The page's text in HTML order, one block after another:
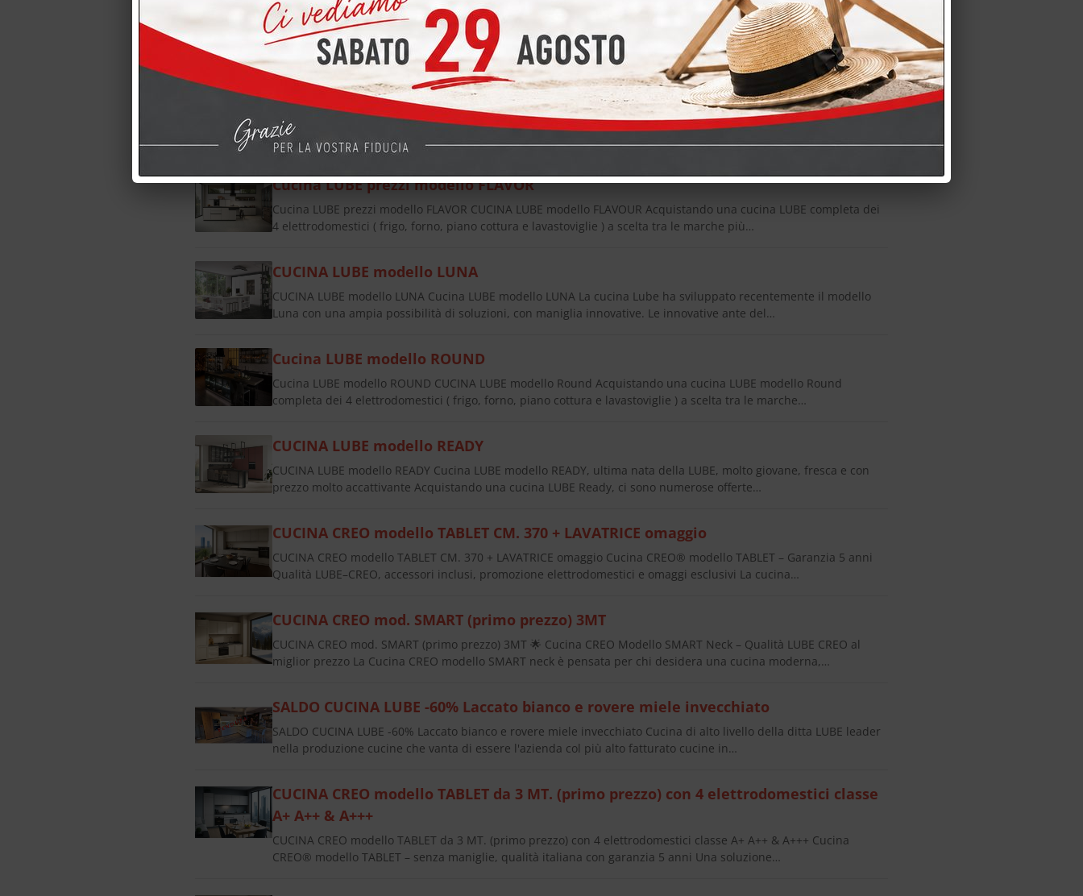
LIVING CREO TABLET CM. 270 COORDINATO CUCINE CREO
LIVING CREO TABLET CM. 270 COORDINATO CUCINE CREO Living CREO modello TABLET – Perfetto abbinamento
alle cucine CREO Il Living CREO modello TABLET è il complemento ideale per chi desidera coordinare…
CUCINA LUBE PREZZI MODELLO CLOVER
CUCINA LUBE PREZZI MODELLO CLOVER CUCINA LUBE modello CLOVER Acquistando una cucina LUBE completa
dei 4 elettrodomestici ( frigo, forno, piano cottura e lavastoviglie ) a scelta tra le marche più…
Cucina LUBE prezzi modello FLAVOR
Cucina LUBE prezzi modello FLAVOR CUCINA LUBE modello FLAVOUR Acquistando una cucina LUBE completa dei
4 elettrodomestici ( frigo, forno, piano cottura e lavastoviglie ) a scelta tra le marche più…
CUCINA LUBE modello LUNA
CUCINA LUBE modello LUNA Cucina LUBE modello LUNA La cucina Lube ha sviluppato recentemente il modello
Luna con una ampia possibilità di soluzioni, con maniglia innovative. Le innovative ante del…
Cucina LUBE modello ROUND
Cucina LUBE modello ROUND CUCINA LUBE modello Round Acquistando una cucina LUBE modello Round
completa dei 4 elettrodomestici ( frigo, forno, piano cottura e lavastoviglie ) a scelta tra le marche…
CUCINA LUBE modello READY
CUCINA LUBE modello READY Cucina LUBE modello READY, ultima nata della LUBE, molto giovane, fresca e con
prezzo molto accattivante Acquistando una cucina LUBE Ready, ci sono numerose offerte…
CUCINA CREO modello TABLET CM. 370 + LAVATRICE omaggio
CUCINA CREO modello TABLET CM. 370 + LAVATRICE omaggio Cucina CREO® modello TABLET – Garanzia 5 anni
Qualità LUBE–CREO, accessori inclusi, promozione elettrodomestici e omaggi esclusivi La cucina…
CUCINA CREO mod. SMART (primo prezzo) 3MT
CUCINA CREO mod. SMART (primo prezzo) 3MT 🌟 Cucina CREO Modello SMART Neck – Qualità LUBE CREO al
miglior prezzo La Cucina CREO modello SMART neck è pensata per chi desidera una cucina moderna,…
SALDO CUCINA LUBE -60% Laccato bianco e rovere miele invecchiato
SALDO CUCINA LUBE -60% Laccato bianco e rovere miele invecchiato Cucina di alto livello della ditta LUBE leader
nella produzione cucine che vanta di essere l'azienda col più alto fatturato cucine in…
CUCINA CREO modello TABLET da 3 MT. (primo prezzo) con 4 elettrodomestici classe
A+ A++ & A+++
CUCINA CREO modello TABLET da 3 MT. (primo prezzo) con 4 elettrodomestici classe A+ A++ & A+++ Cucina
CREO® modello TABLET – senza maniglie, qualità italiana con garanzia 5 anni Una soluzione…